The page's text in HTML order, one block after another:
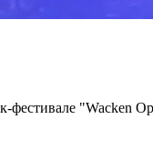
"Wacken